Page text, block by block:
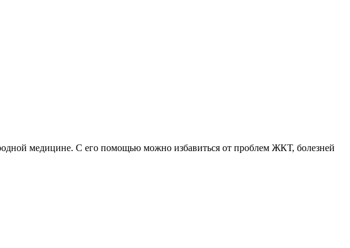
медицине. С его помощью можно избавиться от проблем ЖКТ, болезней